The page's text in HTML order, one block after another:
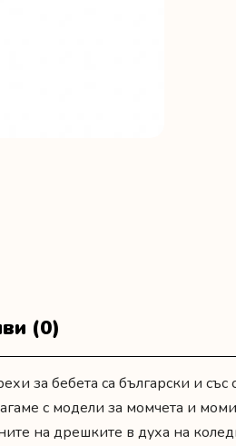
(0)
за бебета са български и със
с модели за момчета и
на дрешките в духа на